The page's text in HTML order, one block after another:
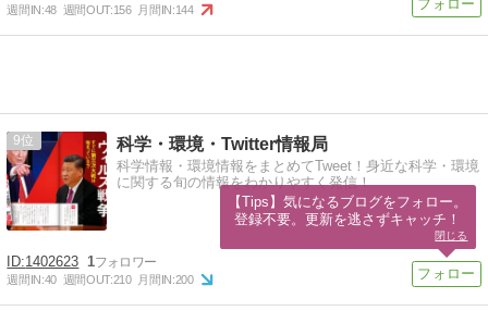
週間IN:48 週間OUT:156 月間IN:144
9 科学・環境・Twitter情報局
科学情報・環境情報をまとめてTweet！身近な科学・環境
に関する旬の情報をわかりやすく発信！
1402623 1
週間IN:40 週間OUT:210 月間IN:200
【Tips】気になるブログをフォロー。
登録不要。更新を逃さずキャッチ！
閉じる